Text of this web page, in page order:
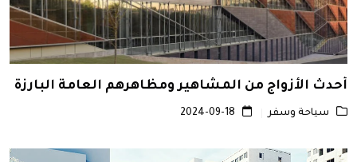
أحدث الأزواج من المشاهير ومظاهرهم العامة البارزة
سياحة وسفر